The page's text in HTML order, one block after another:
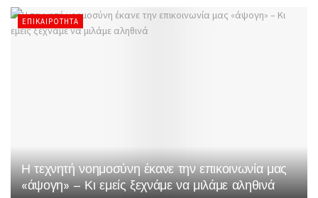
ΕΠΙΚΑΙΡΌΤΗΤΑ
Η τεχνητή νοημοσύνη έκανε την επικοινωνία μας
«άψογη» – Κι εμείς ξεχνάμε να μιλάμε αληθινά